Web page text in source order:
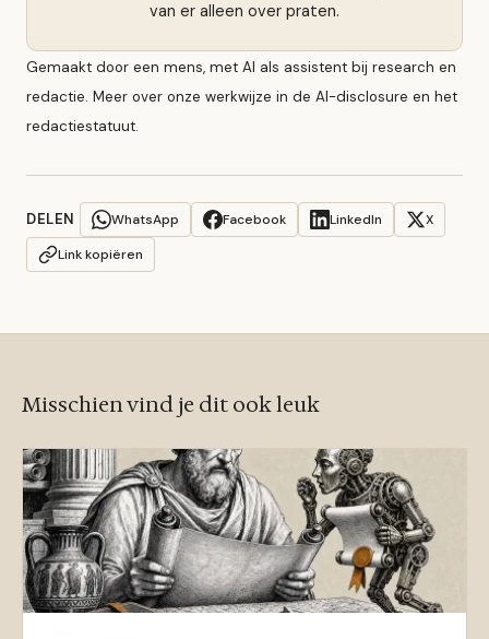
van er alleen over praten.
Gemaakt door een mens, met AI als assistent bij research en
redactie. Meer over onze werkwijze in de AI-disclosure en het
redactiestatuut.
DELEN WhatsApp Facebook LinkedIn
X
Link kopiëren
Misschien vind je dit ook leuk